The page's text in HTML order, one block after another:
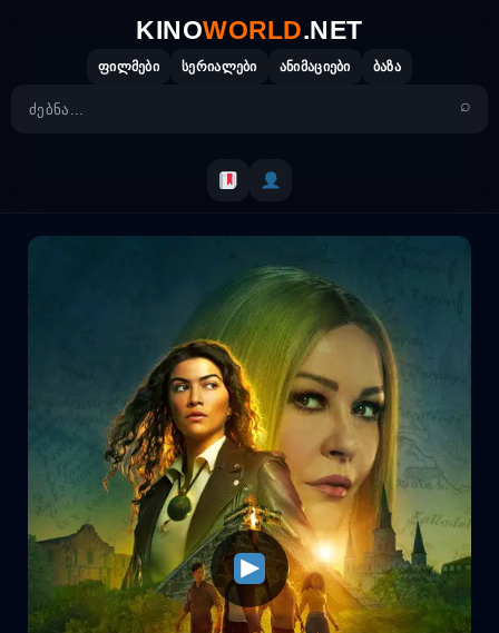
KINOWORLD.NET
ფილმები სერიალები ანიმაციები ბაზა